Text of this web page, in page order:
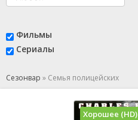
Фильмы
Сериалы
Сезонвар » Семья полицейских
Хорошее (HD)